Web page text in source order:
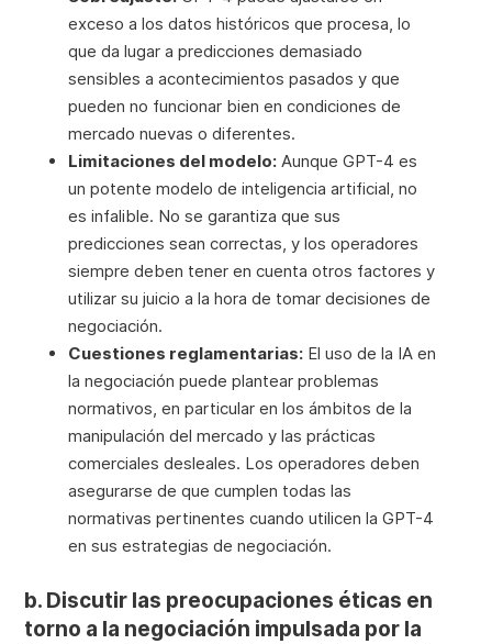
exceso a los datos históricos que procesa, lo
que da lugar a predicciones demasiado
sensibles a acontecimientos pasados y que
pueden no funcionar bien en condiciones de
mercado nuevas o diferentes.
Limitaciones del modelo: Aunque GPT-4 es
un potente modelo de inteligencia artificial, no
es infalible. No se garantiza que sus
predicciones sean correctas, y los operadores
siempre deben tener en cuenta otros factores y
utilizar su juicio a la hora de tomar decisiones de
negociación.
Cuestiones reglamentarias: El uso de la IA en
la negociación puede plantear problemas
normativos, en particular en los ámbitos de la
manipulación del mercado y las prácticas
comerciales desleales. Los operadores deben
asegurarse de que cumplen todas las
normativas pertinentes cuando utilicen la GPT-4
en sus estrategias de negociación.
b. Discutir las preocupaciones éticas en
torno a la negociación impulsada por la